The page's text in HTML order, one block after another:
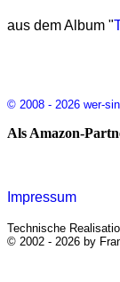
aus dem Album "
© 2008 - 2026 wer-
Als Amazon-
Impressum
Technische
© 2002 - 2026 by